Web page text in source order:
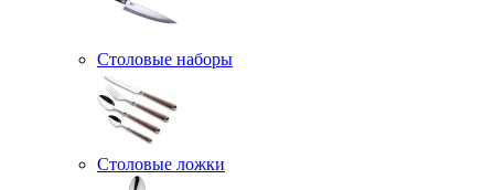
Столовые наборы
Столовые ложки